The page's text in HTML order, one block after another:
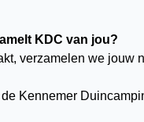
KDC van jou?
verzamelen we jouw
Kennemer